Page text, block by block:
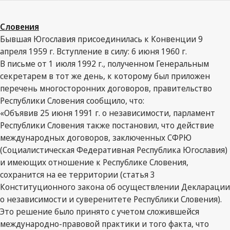
Словения
Бывшая Югославия присоединилась к Конвенции 9
апреля 1959 г. Вступление в силу: 6 июня 1960 г.
В письме от 1 июля 1992 г., полученном Генеральным
секретарем в тот же день, к которому был приложен
перечень многосторонних договоров, правительство
Республики Словения сообщило, что:
«Объявив 25 июня 1991 г. о независимости, парламент
Республики Словения также постановил, что действие
международных договоров, заключенных СФРЮ
(Социалистическая Федеративная Республика Югославия)
и имеющих отношение к Республике Словения,
сохранится на ее территории (статья 3
Конституционного закона об осуществлении Декларации
о независимости и суверенитете Республики Словения).
Это решение было принято с учетом сложившейся
международно-правовой практики и того факта, что